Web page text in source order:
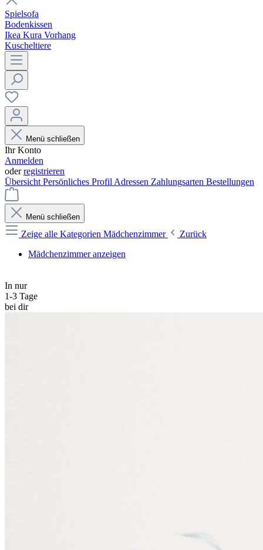
Spielsofa
Bodenkissen
Ikea Kura Vorhang
Kuscheltiere
Menü schließen
Ihr Konto
Anmelden
oderregistrieren
Übersicht Persönliches Profil Adressen Zahlungsarten Bestellungen
Menü schließen
Zeige alle Kategorien Mädchenzimmer
Zurück
Mädchenzimmer anzeigen
In nur
1-3 Tage
bei dir